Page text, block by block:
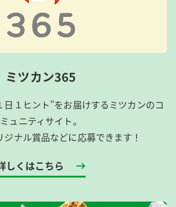
ミツカン365
日１ヒント”をお届けするミツカンのコ
ミュニティサイト。
ナル賞品などに応募できます！
しくはこちら